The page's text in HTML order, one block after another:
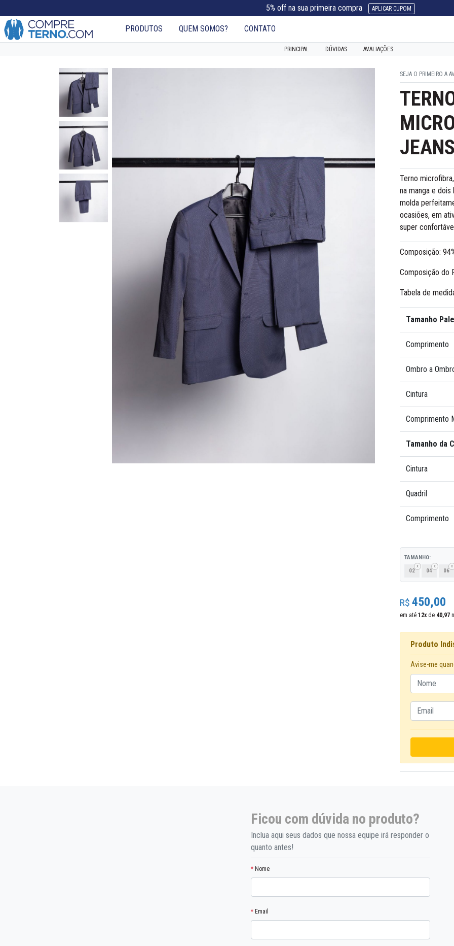
PRINCIPAL DÚVIDAS AVALIAÇÕES
SEJA O PRIMEIRO A
JEANS
Terno
na manga e
molda
ocasiões, em
super
Composição:
Composição do
Tabela de
Tamanho
Comprimento
Ombro a
Cintura
Comprimento
Tamanho da
Cintura
Quadril
Comprimento
TAMANHO:
02
04 06
R$ 450,00
em até 12xde 40,97
Produto
Avise-me
Ficou com dúvida no produto?
Inclua aqui seus dados que nossa equipe irá responder o
quanto antes!
* Nome
* Email
5% off na sua primeira compra APLICAR CUPOM
PRODUTOS QUEM SOMOS? CONTATO